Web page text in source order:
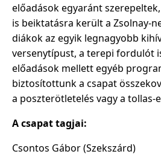
előadások egyaránt
is beiktatásra került a Zsolnay-
diákok az egyik legnagyobb
versenytípust, a terepi fordulót
előadások mellett egyéb
biztosítottunk a csapat
a poszterötletelés vagy a tollas-
A csapat tagjai:
Csontos Gábor (Szekszárd)